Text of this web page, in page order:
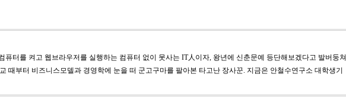
퓨터를 켜고 웹브라우저를 실행하는 컴퓨터 없이 못사는 IT人이자, 왕년에 신춘문예 등단해보겠다고 발버둥쳐
때부터 비즈니스모델과 경영학에 눈을 떠 군고구마를 팔아본 타고난 장사꾼. 지금은 안철수연구소 대학생기